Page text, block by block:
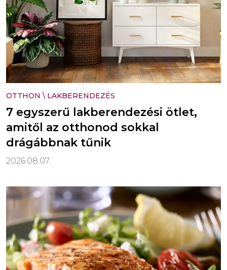
OTTHON \ LAKBERENDEZÉS
7 egyszerű lakberendezési ötlet,
amitől az otthonod sokkal
drágábbnak tűnik
2026.08.07.